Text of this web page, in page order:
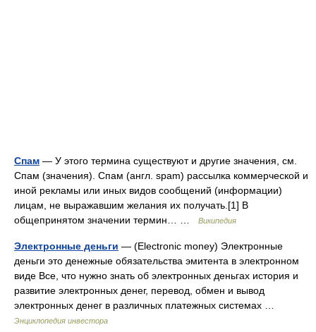
Спам — У этого термина существуют и другие значения, см.
Спам (значения). Спам (англ. spam) рассылка коммерческой и
иной рекламы или иных видов сообщений (информации)
лицам, не выражавшим желания их получать.[1] В
общепринятом значении термин… …
Википедия
Электронные деньги — (Electronic money) Электронные
деньги это денежные обязательства эмитента в электронном
виде Все, что нужно знать об электронных деньгах история и
развитие электронных денег, перевод, обмен и вывод
электронных денег в различных платежных системах …
Энциклопедия инвестора